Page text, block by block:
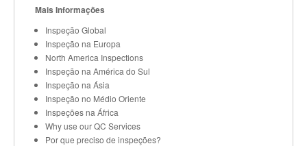
Mais Informações
Inspeção Global
Inspeção na Europa
North America Inspections
Inspeção na América do Sul
Inspeção na Ásia
Inspeção no Médio Oriente
Inspeções na África
Why use our QC Services
Por que preciso de inspeções?